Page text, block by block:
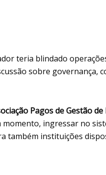
teria blindado
sobre governança,
Pagos de Gestão
ingressar no
também instituições